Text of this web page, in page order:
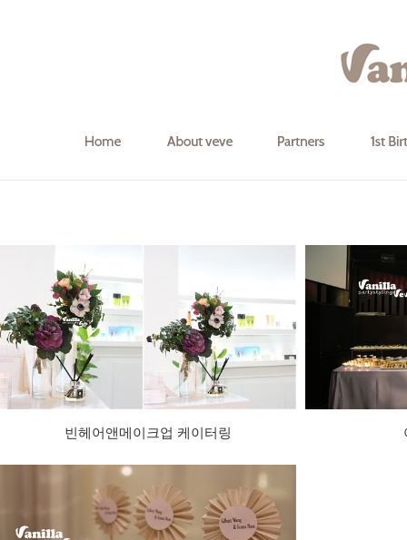
빈헤어앤메이크업 케이터링